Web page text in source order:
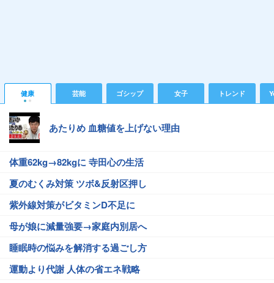
健康 芸能 ゴシップ 女子 トレンド
あたりめ 血糖値を上げない理由
体重62kg→82kgに 寺田心の生活
夏のむくみ対策 ツボ&反射区押し
紫外線対策がビタミンD不足に
母が娘に減量強要→家庭内別居へ
睡眠時の悩みを解消する過ごし方
運動より代謝 人体の省エネ戦略